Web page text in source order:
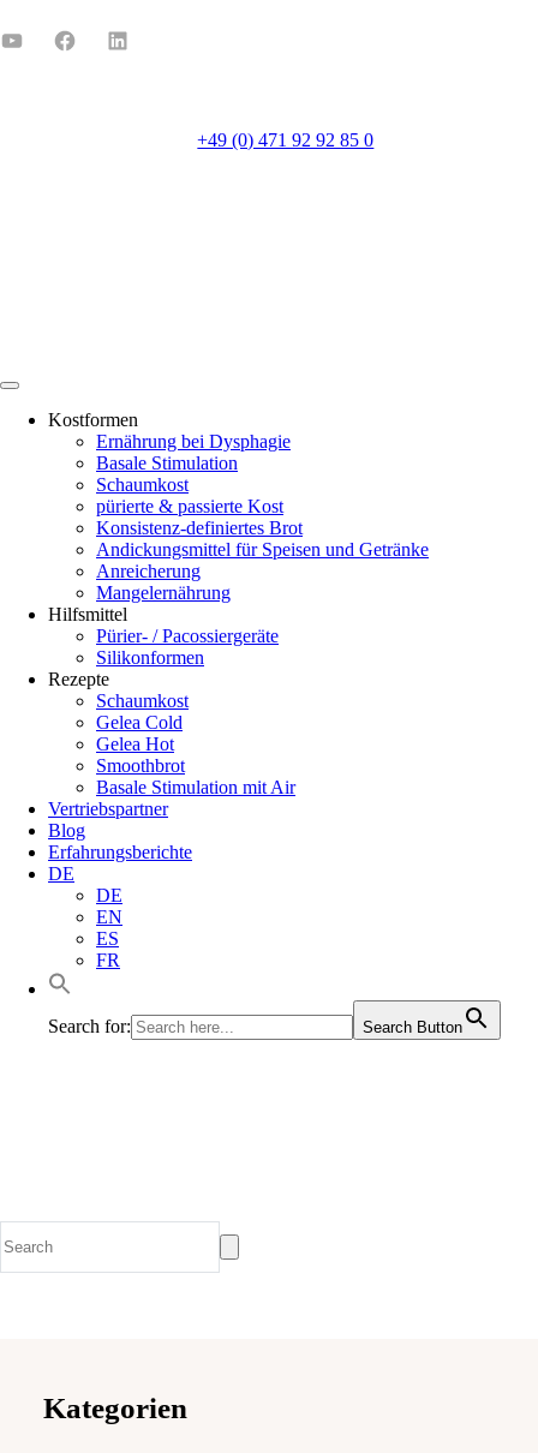
+49 (0) 471 92 92 85 0
Kostformen
Ernährung bei Dysphagie
Basale Stimulation
Schaumkost
pürierte & passierte Kost
Konsistenz-definiertes Brot
Andickungsmittel für Speisen und Getränke
Anreicherung
Mangelernährung
Hilfsmittel
Pürier- / Pacossiergeräte
Silikonformen
Rezepte
Schaumkost
Gelea Cold
Gelea Hot
Smoothbrot
Basale Stimulation mit Air
Vertriebspartner
Blog
Erfahrungsberichte
DE
DE
EN
ES
FR
Search for: Search Button
Kategorien